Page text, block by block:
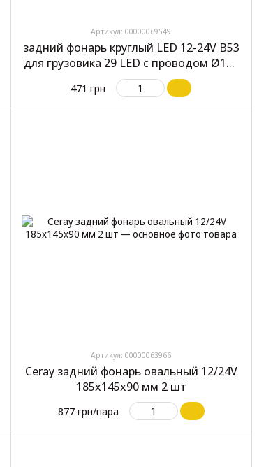
Артикул: 00000069549
задний фонарь круглый LED 12-24V B53
для грузовика 29 LED с проводом Ø135
мм H55 мм 1 шт (HZ602-B53)
471 грн
Артикул: 00000063966
Ceray задний фонарь овальный 12/24V
185x145x90 мм 2 шт
877 грн/пара